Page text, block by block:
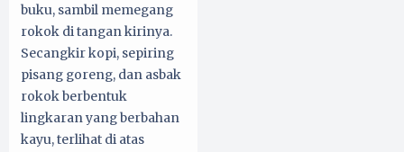
buku, sambil memegang
rokok di tangan kirinya.
Secangkir kopi, sepiring
pisang goreng, dan asbak
rokok berbentuk
lingkaran yang berbahan
kayu, terlihat di atas